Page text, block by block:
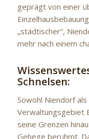
geprägt von einer
„städtischer“,
mehr nach einem
Schnelsen:
Sowohl Niendorf
Verwaltungsgebiet
seine Grenzen
Gehege berühmt.